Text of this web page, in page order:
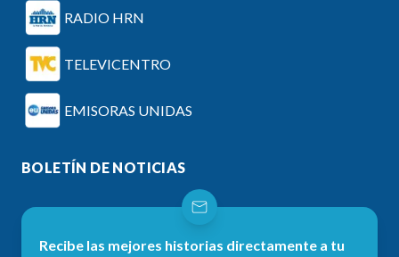
RADIO HRN
TELEVICENTRO
EMISORAS UNIDAS
BOLETÍN DE NOTICIAS
Recibe las mejores historias directamente a tu